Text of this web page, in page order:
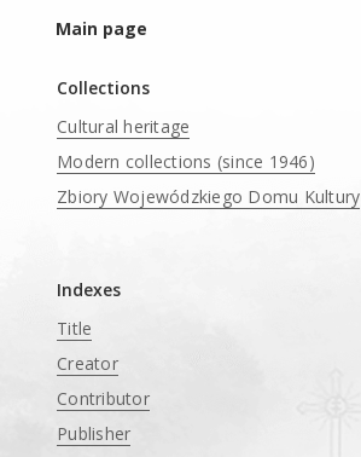
Main page
Collections
Cultural heritage
Modern collections (since 1946)
Zbiory Wojewódzkiego Domu Kultury
Indexes
Title
Creator
Contributor
Publisher